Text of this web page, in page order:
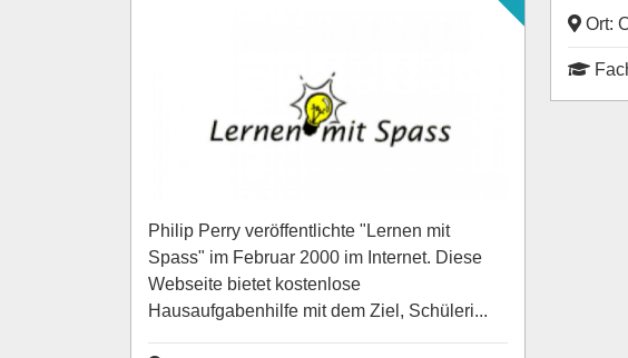
Ort:
Philip Perry veröffentlichte "Lernen mit
Spass" im Februar 2000 im Internet. Diese
Webseite bietet kostenlose
Hausaufgabenhilfe mit dem Ziel, Schüleri...